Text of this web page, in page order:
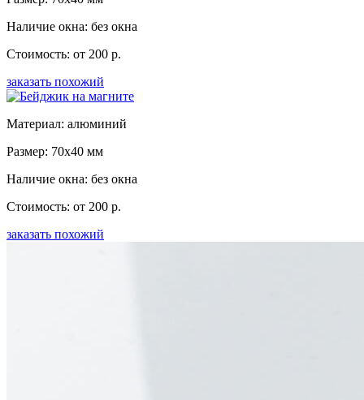
Наличие окна: без окна
Стоимость: от 200 р.
заказать похожий
Материал: алюминий
Размер: 70x40 мм
Наличие окна: без окна
Стоимость: от 200 р.
заказать похожий